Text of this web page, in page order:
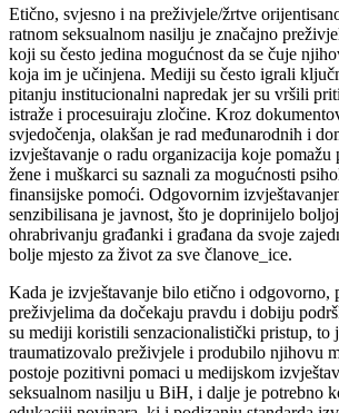
Etično, svjesno i na preživjele/žrtve
ratnom seksualnom nasilju je značajno
koji su često jedina mogućnost da se čuje
koja im je učinjena. Mediji su često igrali
pitanju institucionalni napredak jer su vršili
istraže i procesuiraju zločine. Kroz
svjedočenja, olakšan je rad međunarodnih i
izvještavanje o radu organizacija koje pomažu
žene i muškarci su saznali za mogućnosti
finansijske pomoći. Odgovornim
senzibilisana je javnost, što je doprinijelo
ohrabrivanju građanki i građana da svoje
bolje mjesto za život za sve članove_ice.
Kada je izvještavanje bilo etično i odgovorno,
preživjelima da dočekaju pravdu i dobiju
su mediji koristili senzacionalistički pristup, to
traumatizovalo preživjele i produbilo njihovu
postoje pozitivni pomaci u medijskom
seksualnom nasilju u BiH, i dalje je potrebno